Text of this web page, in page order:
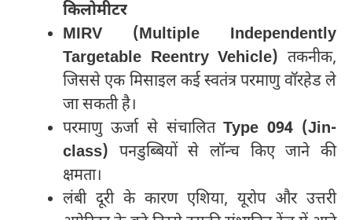
किलोमीटर
MIRV (Multiple Independently
Targetable Reentry Vehicle) तकनीक,
जिससे एक मिसाइल कई स्वतंत्र परमाणु वॉरहेड ले
जा सकती है।
परमाणु ऊर्जा से संचालितType 094 (Jin-
class) पनडुब्बियों से लॉन्च किए जाने की
क्षमता।
लंबी दूरी के कारण एशिया, यूरोप और उत्तरी